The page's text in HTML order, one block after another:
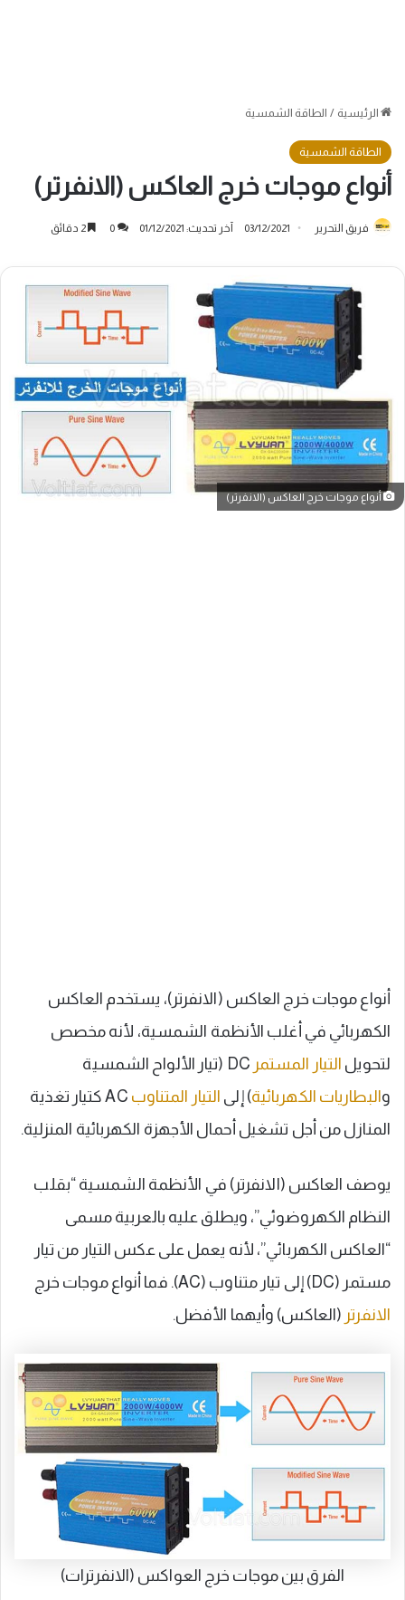
الرئيسية / الطاقة الشمسية
الطاقة الشمسية
أنواع موجات خرج العاكس (الانفرتر)
فريق التحرير 03/12/2021 آخر تحديث: 01/12/2021 0
أنواع موجات خرج العاكس (الانفرتر)
أنواع موجات خرج العاكس (الانفرتر)، يستخدم العاكس
الكهربائي في أغلب الأنظمة الشمسية، لأنه مخصص
لتحويل التيار المستمر
DC (تيار الألواح الشمسية
والبطاريات الكهربائية) إلى التيار المتناوب
AC كتيار تغذية
المنازل من أجل تشغيل أحمال الأجهزة الكهربائية المنزلية.
يوصف العاكس (الانفرتر) في الأنظمة الشمسية “بقلب
النظام الكهروضوئي”، ويطلق عليه بالعربية مسمى
“العاكس الكهربائي”، لأنه يعمل على عكس التيار من تيار
مستمر (DC) إلى تيار متناوب (AC). فما أنواع موجات خرج
الانفرتر (العاكس) وأيهما الأفضل.
الفرق بين موجات خرج العواكس (الانفرترات)